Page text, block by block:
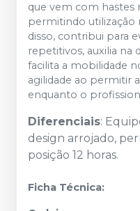
que vem com hastes
permitindo utilização
disso, contribui para
repetitivos, auxilia na
facilita a mobilidade
agilidade ao permitir
enquanto o
Diferenciais:
design arrojado,
posição 12 horas.
Ficha Técnica: